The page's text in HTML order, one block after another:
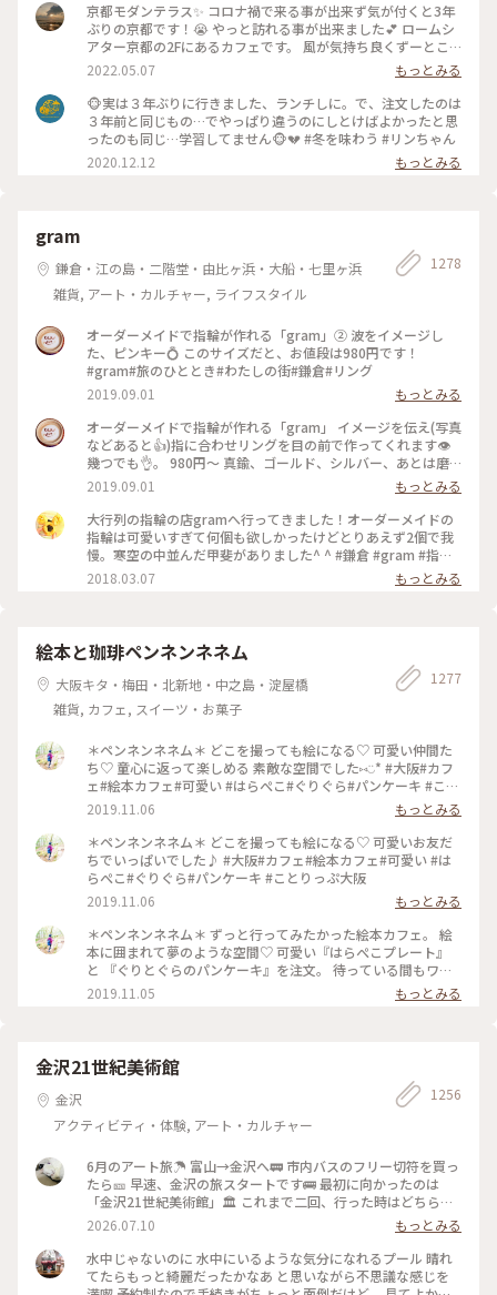
京都モダンテラス✨ コロナ禍で来る事が出来ず気が付くと3年
ぶりの京都です！😭 やっと訪れる事が出来ました💕 ロームシ
アター京都の2Fにあるカフェです。 風が気持ち良くずーとこ
こで時間を過ごしていたいカフェです🥰 スズメが残したケー
キのくずを食べにテーブルの上にやってきてました😆 #Myこ
とりっぷ #春風さんぽ
2022.05.07
もっとみる
🐵実は３年ぶりに行きました、ランチしに。で、注文したのは
３年前と同じもの…でやっぱり違うのにしとけばよかったと思
ったのも同じ…学習してません🐵💔 #冬を味わう #リンちゃん
2020.12.12
もっとみる
gram
鎌倉・江の島・二階堂・由比ヶ浜・大船・七里ヶ浜
雑貨, アート・カルチャー, ライフスタイル
1278
オーダーメイドで指輪が作れる「gram」② 波をイメージし
た、ピンキー💍 このサイズだと、お値段は980円です！
#gram#旅のひととき#わたしの街#鎌倉#リング
2019.09.01
もっとみる
オーダーメイドで指輪が作れる「gram」 イメージを伝え(写真
などあると👍)指に合わせリングを目の前で作ってくれます👁
幾つでも👌。 980円〜 真鍮、ゴールド、シルバー、あとは磨
きをかけるかマットな感じにするか💍😊✨✨ 今回は、左からピ
ンキー、中指、親指と作りました😅 いつもは行列がすごいの
に、この日、整理券なし、30分並び入れました😱😱‼️(平日の
夕方) 皆さん、カップルもいだけど、グループで来られ旅の思
い出に作られたりしている方が多かったです😊 まさか、入れ
ると思わなかったので、待ち時間に情報収集し勢いで作ったリ
ング。それでも、なんだか愛着がわきますね… 次は、重ね付け
2019.09.01
もっとみる
大行列の指輪の店gramへ行ってきました！オーダーメイドの
指輪は可愛いすぎて何個も欲しかったけどとりあえず2個で我
慢。寒空の中並んだ甲斐がありました^ ^ #鎌倉 #gram #指輪
#オーダーメイド
2018.03.07 もっとみる
絵本と珈琲ペンネンネネム
大阪キタ・梅田・北新地・中之島・淀屋橋
雑貨, カフェ, スイーツ・お菓子
1277
＊ペンネンネネム＊ どこを撮っても絵になる♡ 可愛い仲間た
ち♡ 童心に返って楽しめる 素敵な空間でした⑅︎◡̈︎* #大阪#カフ
ェ#絵本カフェ#可愛い #はらぺこ#ぐりぐら#パンケーキ #こと
りっぷ大阪
2019.11.06
もっとみる
＊ペンネンネネム＊ どこを撮っても絵になる♡ 可愛いお友だ
ちでいっぱいでした♪ #大阪#カフェ#絵本カフェ#可愛い #は
らぺこ#ぐりぐら#パンケーキ #ことりっぷ大阪
2019.11.06
もっとみる
＊ペンネンネネム＊ ずっと行ってみたかった絵本カフェ。 絵
本に囲まれて夢のような空間♡ 可愛い『はらぺこプレート』
と 『ぐりとぐらのパンケーキ』を注文。 待っている間もワク
ワクが止まりません♪ どうしたら上手に撮れるかな〜 そんな
時間も楽しい♡︎ʾʾ 癒しのひと時でした(*´˘`*) #大阪#カフェ#絵
2019.11.05 もっとみる
金沢21世紀美術館
金沢
アクティビティ・体験, アート・カルチャー
1256
6月のアート旅☂️ 富山→金沢へ🚃 市内バスのフリー切符を買っ
たら🎫 早速、金沢の旅スタートです🚌 最初に向かったのは
「金沢21世紀美術館」🏛️ これまで二回、行った時はどちらも
休館日😱 今回初めて、あのスイミングプールも見ることが 出
来ました🏊🏊 ただ私は一人(笑)なのでプールに入っても上から
写真は撮れないよね⁉️と、、、 なので上から下の人達を見て楽
しみました😂 修学旅行かな❓の子供達の同行者の様に…🤣 混ま
ないうちにと午前中に来たので そこまで混雑してなくゆっく
2026.07.10
もっとみる
水中じゃないのに 水中にいるような気分になれるプール 晴れ
てたらもっと綺麗だったかなあ と思いながら不思議な感じを